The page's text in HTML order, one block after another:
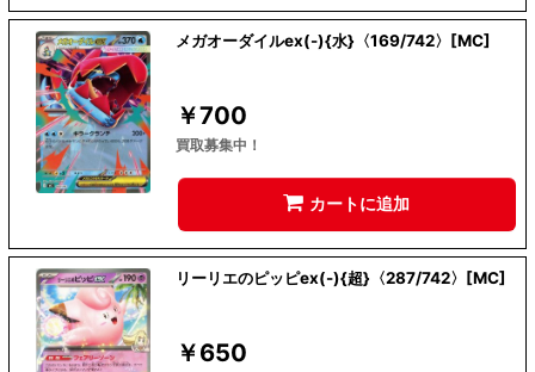
メガオーダイルex(-){水}〈169/742〉[MC]
￥700
買取募集中！
カートに追加
リーリエのピッピex(-){超}〈287/742〉[MC]
￥650